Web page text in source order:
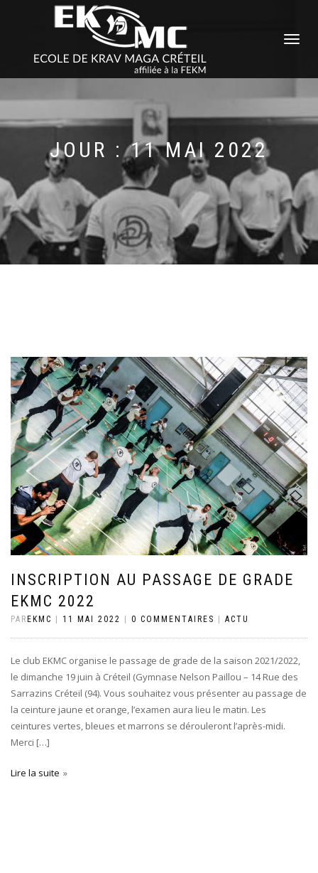
DÉPLIER
JOUR : 11 MAI 2022
INSCRIPTION AU PASSAGE DE GRADE
EKMC 2022
PAREKMC | 11 MAI 2022 | 0 COMMENTAIRES | ACTU
Le club EKMC organise le passage de grade de la saison 2021/2022,
le dimanche 19 juin à Créteil (Gymnase Nelson Paillou – 14 Rue des
Sarrazins Créteil (94). Vous souhaitez vous présenter au passage de
la ceinture jaune et orange, l’examen aura lieu le matin. Les
ceintures vertes, bleues et marrons se dérouleront l’après-midi.
Merci […]
Lire la suite